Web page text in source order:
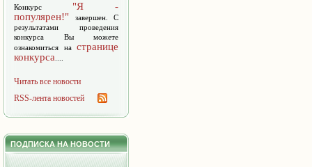
Конкурс "Я -
популярен!" завершен. С
результатами проведения
конкурса Вы можете
ознакомиться на странице
конкурса
Читать все новости
RSS-лента новостей
ПОДПИСКА НА НОВОСТИ